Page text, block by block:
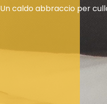
Un caldo abbraccio per